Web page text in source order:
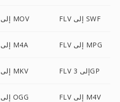
FLV إلى MOV FLV إلى SWF
FLV إلى M4A FLV إلى MPG
FLV إلى MKV FLV إلى 3GP
FLV إلى OGG FLV إلى M4V